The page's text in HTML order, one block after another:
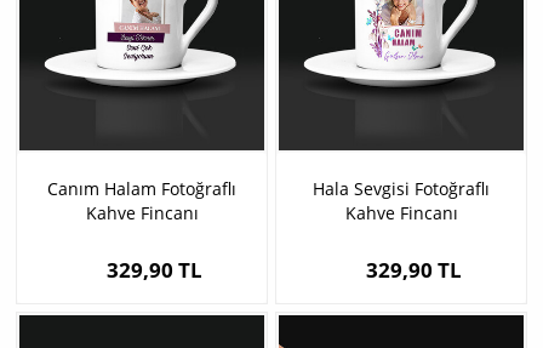
Canım Halam Fotoğraflı
Kahve Fincanı
329,90 TL
Hala Sevgisi Fotoğraflı
Kahve Fincanı
329,90 TL